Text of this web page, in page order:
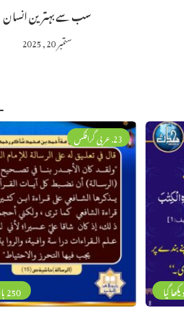
سب سے بہترین انسان
ستمبر 20, 2025
250 بار دیکھا گیا
23. عربی گرافکس